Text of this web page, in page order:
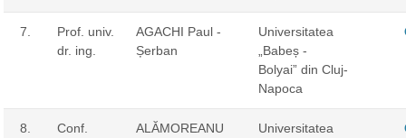
7.
Prof. univ.
dr. ing.
AGACHI Paul -
Șerban
Universitatea
„Babeș -
Bolyai” din Cluj-
Napoca
8.
Conf.
ALĂMOREANU
Universitatea